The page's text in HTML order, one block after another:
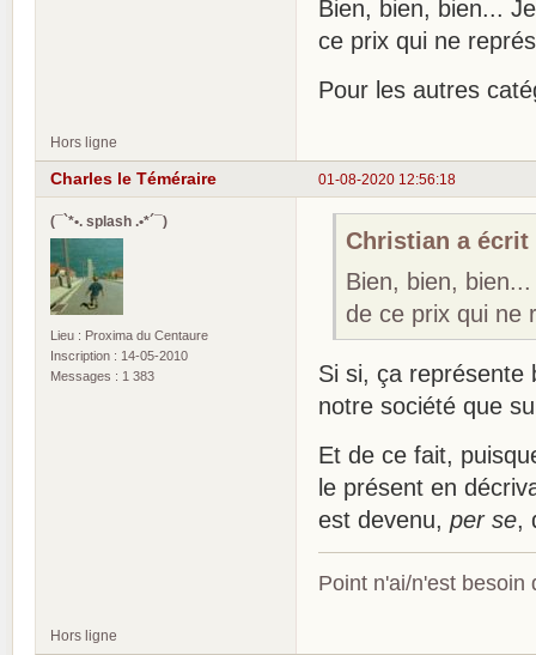
Bien, bien, bien...
ce prix qui ne
Pour les autres
Hors ligne
01-08-2020 12:56:18
Charles le Téméraire
(¯`*•. splash .•*´¯)
Lieu : Proxima du Centaure
Inscription : 14-05-2010
Messages : 1 383
Christian a écrit
Bien, bien,
de ce prix qui ne
Si si, ça représente
notre société que
Et de ce fait,
le présent en
est devenu, per se,
Point n'ai/n'est besoin
Hors ligne